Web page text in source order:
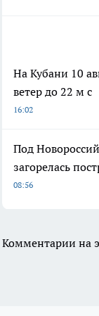
На Кубани 10
ветер до 22 м с
16:02
Под
загорелась
08:56
Комментарии на